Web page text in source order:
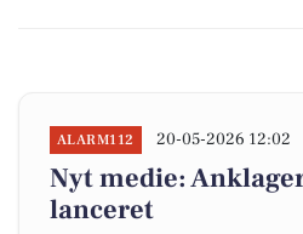
ALARM112 20-05-2026 12:02
Nyt medie:
lanceret